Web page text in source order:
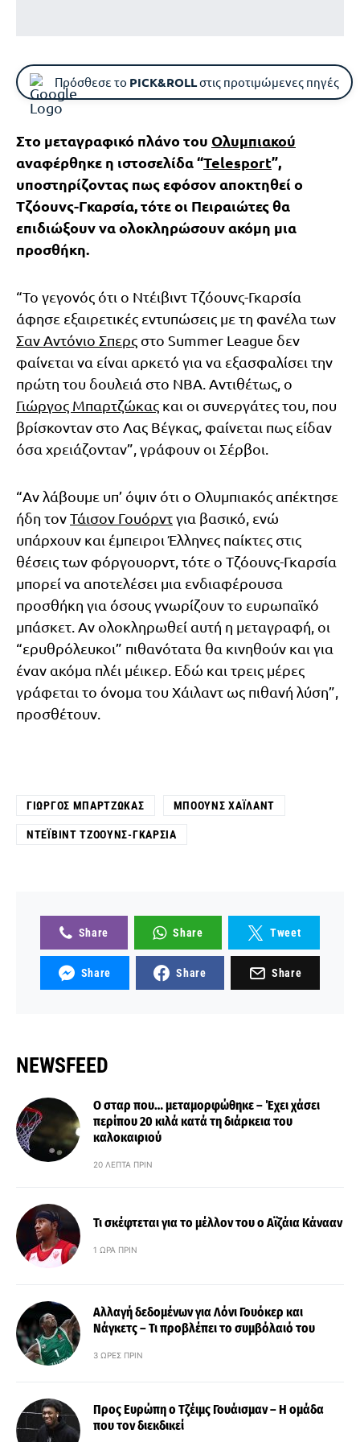
Πρόσθεσε το PICK&ROLLστις προτιμώμενες πηγές
Στο μεταγραφικό πλάνο του Ολυμπιακού
αναφέρθηκε η ιστοσελίδα “Telesport”,
υποστηρίζοντας πως εφόσον αποκτηθεί ο
Τζόουνς-Γκαρσία, τότε οι Πειραιώτες θα
επιδιώξουν να ολοκληρώσουν ακόμη μια
προσθήκη.
“Το γεγονός ότι ο Ντέιβιντ Τζόουνς-Γκαρσία
άφησε εξαιρετικές εντυπώσεις με τη φανέλα των
Σαν Αντόνιο Σπερς στο Summer League δεν
φαίνεται να είναι αρκετό για να εξασφαλίσει την
πρώτη του δουλειά στο ΝΒΑ. Αντιθέτως, ο
Γιώργος Μπαρτζώκας και οι συνεργάτες του, που
βρίσκονταν στο Λας Βέγκας, φαίνεται πως είδαν
όσα χρειάζονταν”, γράφουν οι Σέρβοι.
“Αν λάβουμε υπ’ όψιν ότι ο Ολυμπιακός απέκτησε
ήδη τονΤάισον Γουόρντγια βασικό, ενώ
υπάρχουν και έμπειροι Έλληνες παίκτες στις
θέσεις των φόργουορντ, τότε ο Τζόουνς-Γκαρσία
μπορεί να αποτελέσει μια ενδιαφέρουσα
προσθήκη για όσους γνωρίζουν το ευρωπαϊκό
μπάσκετ. Αν ολοκληρωθεί αυτή η μεταγραφή, οι
“ερυθρόλευκοι” πιθανότατα θα κινηθούν και για
έναν ακόμα πλέι μέικερ. Εδώ και τρεις μέρες
γράφεται το όνομα του Χάιλαντ ως πιθανή λύση”,
προσθέτουν.
ΓΙΏΡΓΟΣ ΜΠΑΡΤΖΏΚΑΣ ΜΠΌΟΥΝΣ ΧΆΙΛΑΝΤ
ΝΤΈΙΒΙΝΤ ΤΖΌΟΥΝΣ-ΓΚΑΡΣΊΑ
Share Share Tweet
Share Share Share
NEWSFEED
Ο σταρ που… μεταμορφώθηκε – Έχει χάσει
περίπου 20 κιλά κατά τη διάρκεια του
καλοκαιριού
20 ΛΕΠΤΆ ΠΡΙΝ
Τι σκέφτεται για το μέλλον του ο Αϊζάια Κάνααν
1 ΏΡΑ ΠΡΙΝ
Αλλαγή δεδομένων για Λόνι Γουόκερ και
Νάγκετς – Τι προβλέπει το συμβόλαιό του
3 ΏΡΕΣ ΠΡΙΝ
Προς Ευρώπη ο Τζέιμς Γουάισμαν – Η ομάδα
που τον διεκδικεί